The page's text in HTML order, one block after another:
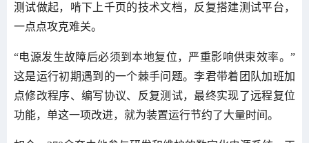
测试做起，啃下上千页的技术文档，反复搭建测试平台，
一点点攻克难关。
“电源发生故障后必须到本地复位，严重影响供束效率。”
这是运行初期遇到的一个棘手问题。李君带着团队加班加
点修改程序、编写协议、反复测试，最终实现了远程复位
功能，单这一项改进，就为装置运行节约了大量时间。